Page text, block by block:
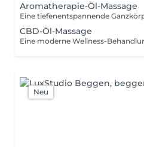
Aromatherapie-Öl-Massage
CBD-Öl-Massage
Neu